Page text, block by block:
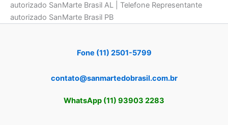
autorizado SanMarte Brasil AL | Telefone Representante
autorizado SanMarte Brasil PB
Fone (11) 2501-5799
contato@sanmartedobrasil.com.br
WhatsApp (11) 93903 2283